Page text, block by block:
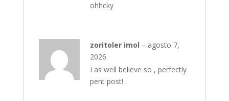
ohhcky
zoritoler imol – agosto 7,
2026
I as well believe so , perfectly
pent post! .